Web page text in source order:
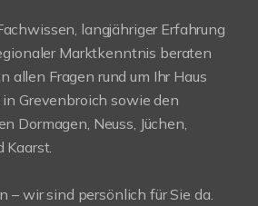
langjähriger Erfahrung
Marktkenntnis beraten
allen Fragen rund um Ihr Haus
Grevenbroich sowie den
Dormagen, Neuss, Jüchen,
Kaarst.
– wir sind persönlich für Sie da.